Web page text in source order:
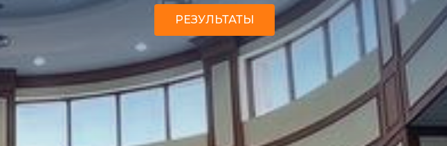
РЕЗУЛЬТАТЫ